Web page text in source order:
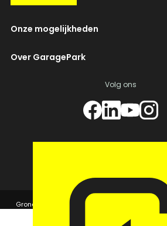
Onze mogelijkheden
Over GaragePark
Volg ons
© 2026 GaragePark.
Grondposities
365Beheer & GaragePark